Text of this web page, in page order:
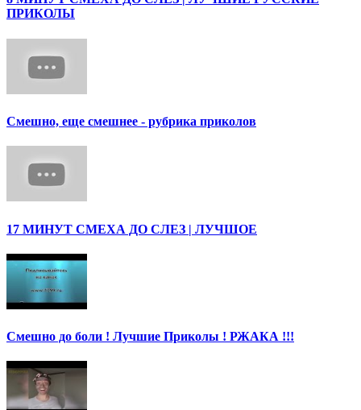
ПРИКОЛЫ
Смешно, еще смешнее - рубрика приколов
17 МИНУТ СМЕХА ДО СЛЕЗ | ЛУЧШОЕ
Смешно до боли ! Лучшие Приколы ! РЖАКА !!!